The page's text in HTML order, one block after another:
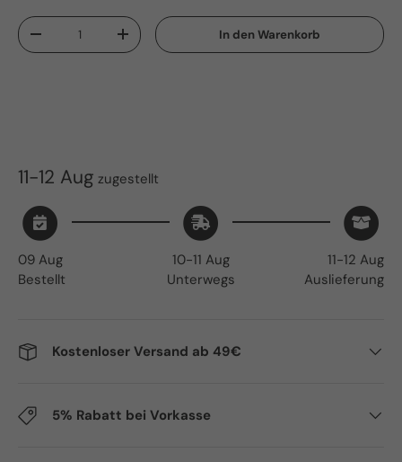
Anzahl
Menge verringernMenge erhöhen In den Warenkorb
11-12 Aug zugestellt
09 Aug
Bestellt
10-11 Aug
Unterwegs
11-12 Aug
Auslieferung
Kostenloser Versand ab 49€
5% Rabatt bei Vorkasse